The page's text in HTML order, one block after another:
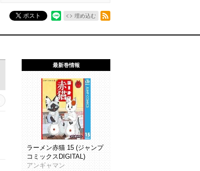
ポスト 埋め込む
最新巻情報
ラーメン赤猫 15 (ジャンプ
コミックスDIGITAL)
アンギャマン